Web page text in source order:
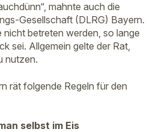
mahnte auch die
Gesellschaft (DLRG) Bayern.
nicht betreten werden, so lange
sei. Allgemein gelte der Rat,
nutzen.
rät folgende Regeln für den
selbst im Eis